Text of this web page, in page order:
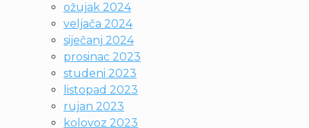
ožujak 2024
veljača 2024
siječanj 2024
prosinac 2023
studeni 2023
listopad 2023
rujan 2023
kolovoz 2023